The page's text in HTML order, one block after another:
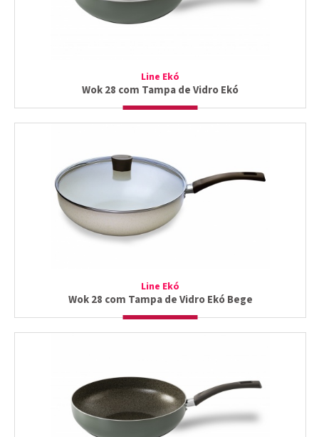
Line Ekó
Wok 28 com Tampa de Vidro Ekó
Line Ekó
Wok 28 com Tampa de Vidro Ekó Bege